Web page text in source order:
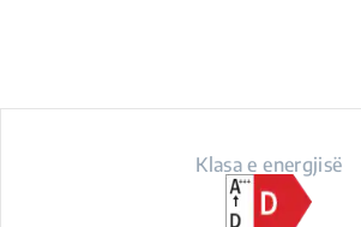
Klasa e energjisë